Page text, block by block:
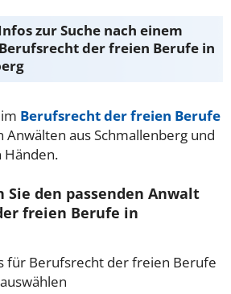
zur Suche nach einem
der freien Berufe in
Berufsrecht der freien Berufe
Anwälten aus Schmallenberg und
Händen.
Sie den passenden Anwalt
freien Berufe in
für Berufsrecht der freien Berufe